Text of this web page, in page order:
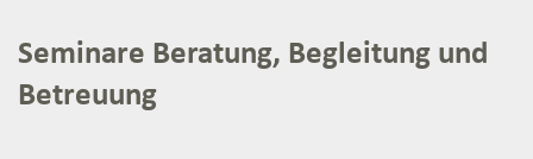
Seminare Beratung, Begleitung und
Betreuung